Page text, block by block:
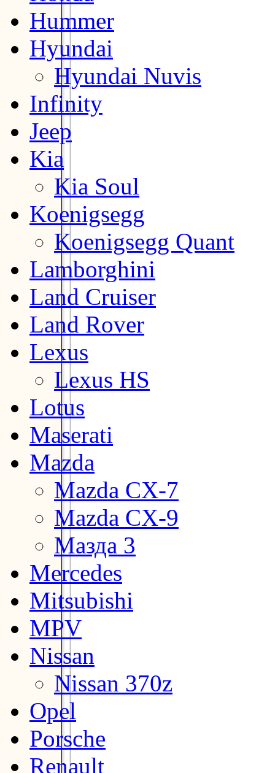
Hummer
Hyundai
Hyundai Nuvis
Infinity
Jeep
Kia
Kia Soul
Koenigsegg
Koenigsegg Quant
Lamborghini
Land Cruiser
Land Rover
Lexus
Lexus HS
Lotus
Maserati
Mazda
Mazda CX-7
Mazda CX-9
Мазда 3
Mercedes
Mitsubishi
MPV
Nissan
Nissan 370z
Opel
Porsche
Renault